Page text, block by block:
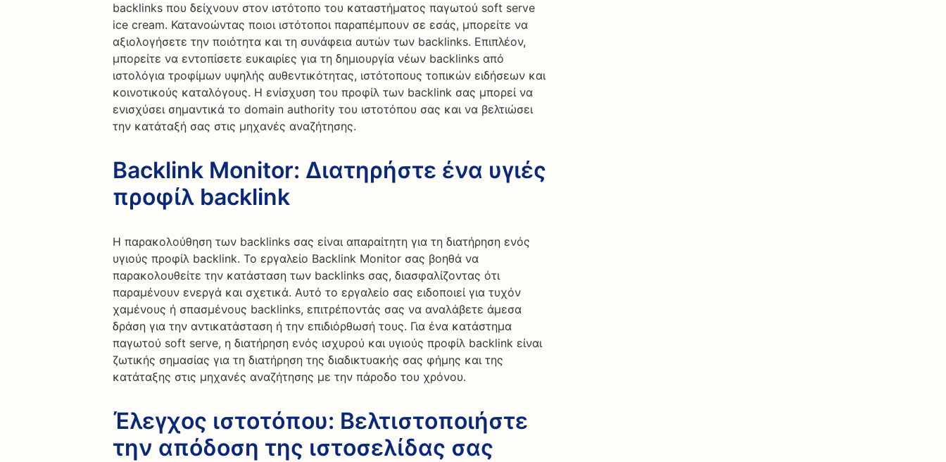
backlinks που δείχνουν στον ιστότοπο του καταστήματος παγωτού soft serve
ice cream. Κατανοώντας ποιοι ιστότοποι παραπέμπουν σε εσάς, μπορείτε να
αξιολογήσετε την ποιότητα και τη συνάφεια αυτών των backlinks. Επιπλέον,
μπορείτε να εντοπίσετε ευκαιρίες για τη δημιουργία νέων backlinks από
ιστολόγια τροφίμων υψηλής αυθεντικότητας, ιστότοπους τοπικών ειδήσεων και
κοινοτικούς καταλόγους. Η ενίσχυση του προφίλ των backlink σας μπορεί να
ενισχύσει σημαντικά το domain authority του ιστοτόπου σας και να βελτιώσει
την κατάταξή σας στις μηχανές αναζήτησης.
Backlink Monitor: Διατηρήστε ένα υγιές
προφίλ backlink
Η παρακολούθηση των backlinks σας είναι απαραίτητη για τη διατήρηση ενός
υγιούς προφίλ backlink. Το εργαλείο Backlink Monitor σας βοηθά να
παρακολουθείτε την κατάσταση των backlinks σας, διασφαλίζοντας ότι
παραμένουν ενεργά και σχετικά. Αυτό το εργαλείο σας ειδοποιεί για τυχόν
χαμένους ή σπασμένους backlinks, επιτρέποντάς σας να αναλάβετε άμεσα
δράση για την αντικατάσταση ή την επιδιόρθωσή τους. Για ένα κατάστημα
παγωτού soft serve, η διατήρηση ενός ισχυρού και υγιούς προφίλ backlink είναι
ζωτικής σημασίας για τη διατήρηση της διαδικτυακής σας φήμης και της
κατάταξης στις μηχανές αναζήτησης με την πάροδο του χρόνου.
Έλεγχος ιστοτόπου: Βελτιστοποιήστε
την απόδοση της ιστοσελίδας σας